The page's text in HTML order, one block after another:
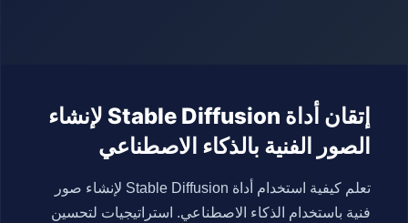
إتقان أداة Stable Diffusion لإنشاء
الصور الفنية بالذكاء الاصطناعي
تعلم كيفية استخدام أداة Stable Diffusion لإنشاء صور
فنية باستخدام الذكاء الاصطناعي. استراتيجيات لتحسين